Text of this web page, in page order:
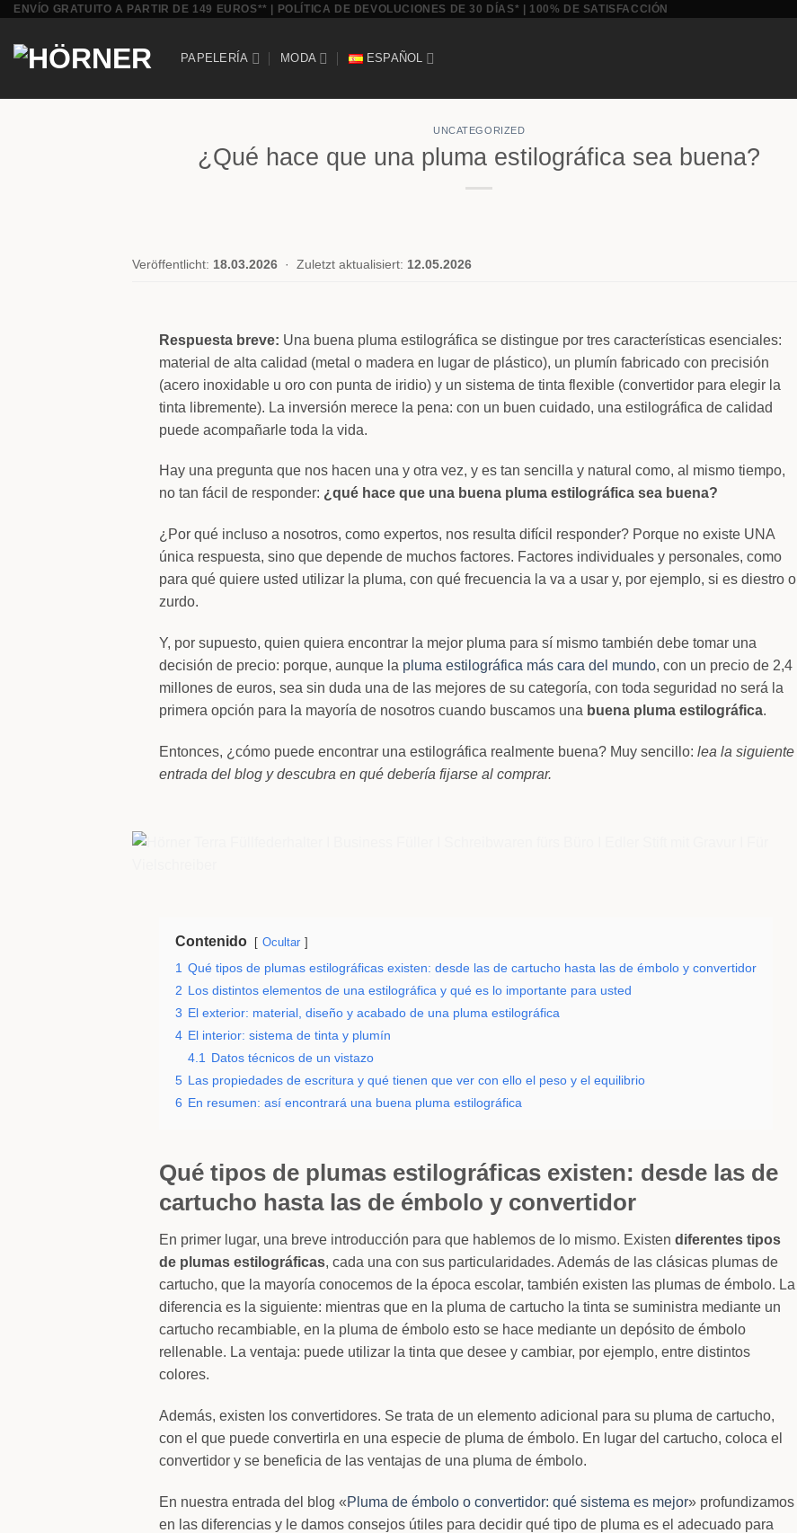
Saltar
contenido
ENVÍO GRATUITO A PARTIR DE 149 EUROS** | POLÍTICA DE DEVOLUCIONES DE 30 DÍAS* | 100% DE SATISFACCIÓN
PAPELERÍA MODA ESPAÑOL
UNCATEGORIZED
¿Qué hace que una pluma estilográfica sea buena?
Veröffentlicht: 18.03.2026 · Zuletzt aktualisiert: 12.05.2026
Respuesta breve: Una buena pluma estilográfica se distingue por tres características esenciales:
material de alta calidad (metal o madera en lugar de plástico), un plumín fabricado con precisión
(acero inoxidable u oro con punta de iridio) y un sistema de tinta flexible (convertidor para elegir la
tinta libremente). La inversión merece la pena: con un buen cuidado, una estilográfica de calidad
puede acompañarle toda la vida.
Hay una pregunta que nos hacen una y otra vez, y es tan sencilla y natural como, al mismo tiempo,
no tan fácil de responder: ¿qué hace que una buena pluma estilográfica sea buena?
¿Por qué incluso a nosotros, como expertos, nos resulta difícil responder? Porque no existe UNA
única respuesta, sino que depende de muchos factores. Factores individuales y personales, como
para qué quiere usted utilizar la pluma, con qué frecuencia la va a usar y, por ejemplo, si es diestro o
zurdo.
Y, por supuesto, quien quiera encontrar la mejor pluma para sí mismo también debe tomar una
decisión de precio: porque, aunque la pluma estilográfica más cara del mundo, con un precio de 2,4
millones de euros, sea sin duda una de las mejores de su categoría, con toda seguridad no será la
primera opción para la mayoría de nosotros cuando buscamos una buena pluma estilográfica.
Entonces, ¿cómo puede encontrar una estilográfica realmente buena? Muy sencillo: lea la siguiente
entrada del blog y descubra en qué debería fijarse al comprar.
Contenido Ocultar
1 Qué tipos de plumas estilográficas existen: desde las de cartucho hasta las de émbolo y convertidor
2 Los distintos elementos de una estilográfica y qué es lo importante para usted
3 El exterior: material, diseño y acabado de una pluma estilográfica
4 El interior: sistema de tinta y plumín
4.1
Datos técnicos de un vistazo
5 Las propiedades de escritura y qué tienen que ver con ello el peso y el equilibrio
6 En resumen: así encontrará una buena pluma estilográfica
Qué tipos de plumas estilográficas existen: desde las de
cartucho hasta las de émbolo y convertidor
En primer lugar, una breve introducción para que hablemos de lo mismo. Existen diferentes tipos
de plumas estilográficas, cada una con sus particularidades. Además de las clásicas plumas de
cartucho, que la mayoría conocemos de la época escolar, también existen las plumas de émbolo. La
diferencia es la siguiente: mientras que en la pluma de cartucho la tinta se suministra mediante un
cartucho recambiable, en la pluma de émbolo esto se hace mediante un depósito de émbolo
rellenable. La ventaja: puede utilizar la tinta que desee y cambiar, por ejemplo, entre distintos
colores.
Además, existen los convertidores. Se trata de un elemento adicional para su pluma de cartucho,
con el que puede convertirla en una especie de pluma de émbolo. En lugar del cartucho, coloca el
convertidor y se beneficia de las ventajas de una pluma de émbolo.
En nuestra entrada del blog «Pluma de émbolo o convertidor: qué sistema es mejor» profundizamos
en las diferencias y le damos consejos útiles para decidir qué tipo de pluma es el adecuado para